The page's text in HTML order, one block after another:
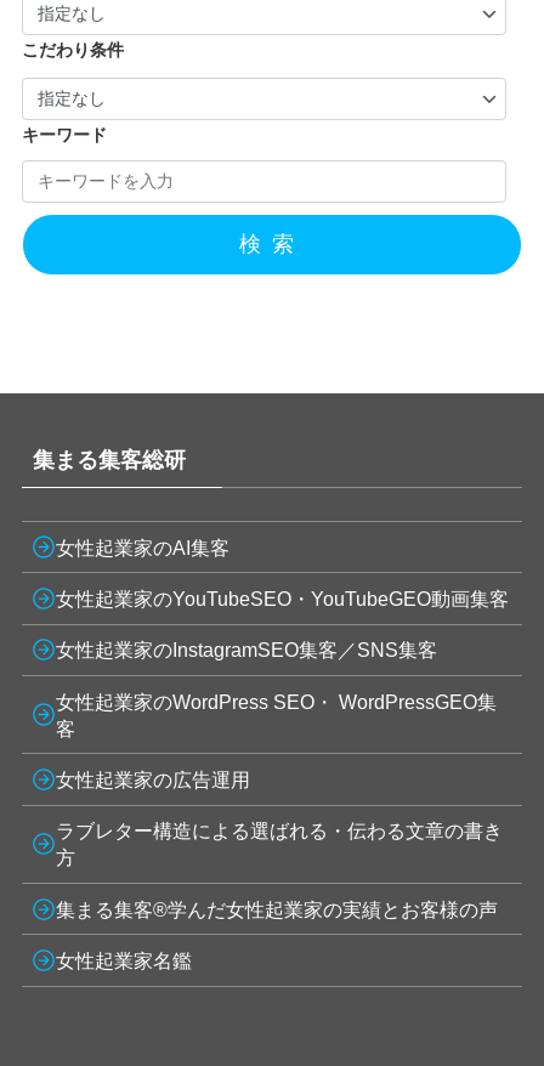
こだわり条件
キーワード
検索
集まる集客総研
女性起業家のAI集客
女性起業家のYouTubeSEO・YouTubeGEO動画集客
女性起業家のInstagramSEO集客／SNS集客
女性起業家のWordPress SEO・ WordPressGEO集
客
女性起業家の広告運用
ラブレター構造による選ばれる・伝わる文章の書き
方
集まる集客®学んだ女性起業家の実績とお客様の声
女性起業家名鑑